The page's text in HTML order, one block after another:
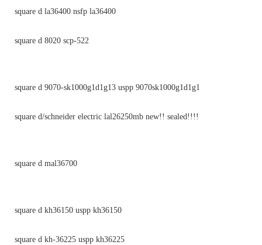
square d la36400 nsfp la36400
square d 8020 scp-522
square d 9070-sk1000g1d1g13 uspp 9070sk1000g1d1g1
square d/schneider electric lal26250mb new!! sealed!!!!
square d mal36700
square d kh36150 uspp kh36150
square d kh-36225 uspp kh36225